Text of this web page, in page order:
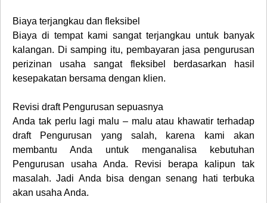
Biaya terjangkau dan fleksibel
Biaya di tempat kami sangat terjangkau untuk banyak
kalangan. Di samping itu, pembayaran jasa pengurusan
perizinan usaha sangat fleksibel berdasarkan hasil
kesepakatan bersama dengan klien.
Revisi draft Pengurusan sepuasnya
Anda tak perlu lagi malu – malu atau khawatir terhadap
draft Pengurusan yang salah, karena kami akan
membantu Anda untuk menganalisa kebutuhan
Pengurusan usaha Anda. Revisi berapa kalipun tak
masalah. Jadi Anda bisa dengan senang hati terbuka
akan usaha Anda.